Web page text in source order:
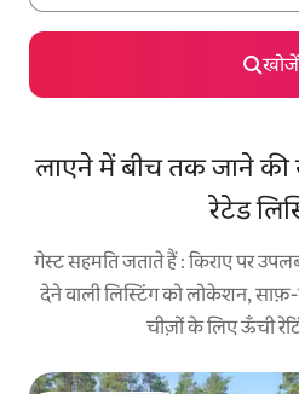
खोजें
लाएने में बीच तक जाने की
रेटेड
गेस्ट सहमति जताते हैं : किराए पर
देने वाली लिस्टिंग को लोकेशन,
चीज़ों के लिए ऊँची